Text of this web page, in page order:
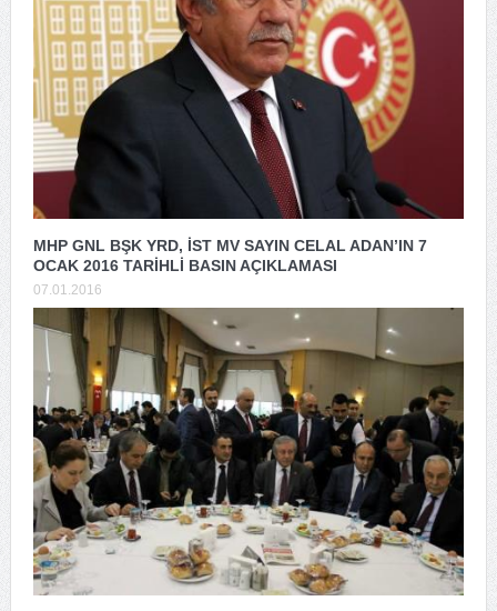
MHP GNL BŞK YRD, İST MV SAYIN CELAL ADAN’IN 7
OCAK 2016 TARİHLİ BASIN AÇIKLAMASI
07.01.2016